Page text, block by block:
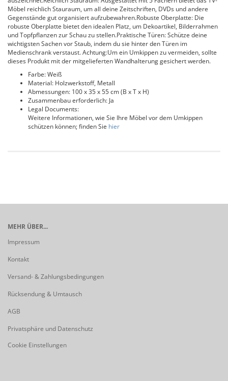
Möbel reichlich Stauraum, um all deine Zeitschriften, DVDs und andere
Gegenstände gut organisiert aufzubewahren.Robuste Oberplatte: Die
robuste Oberplatte bietet den idealen Platz, um Dekoartikel, Bilderrahmen
und Topfpflanzen zur Schau zu stellen.Praktische Türen: Schütze deine
wichtigsten Sachen vor Staub, indem du sie hinter den Türen im
Medienschrank verstaust. Achtung:Um ein Umkippen zu vermeiden, sollte
dieses Produkt mit der mitgelieferten Wandhalterung gesichert werden.
Farbe: Weiß
Material: Holzwerkstoff, Metall
Abmessungen: 100 x 35 x 55 cm (B x T x H)
Zusammenbau erforderlich: Ja
Legal Documents:
Weitere Informationen, wie Sie Ihre Möbel vor dem Umkippen
schützen können; finden Sie hier
MEHR ÜBER...
Impressum
Kontakt
Versand- & Zahlungsbedingungen
Rücksendung & Umtausch
AGB
Privatsphäre und Datenschutz
Cookie Einstellungen